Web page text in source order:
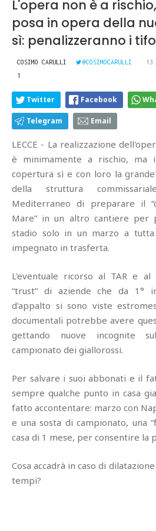
L'opera non è a
posa in opera della
sì: penalizzeranno i
COSIMO CARULLI @COSIMOCARULLI
1
Twitter Facebook
Telegram Email
LECCE - La realizzazione
è minimamente a rischio, ma
copertura sì e con loro la
della struttura
Mediterraneo di preparare il
Mare” in un altro cantiere per
stadio solo in un marzo a tutta
impegnato in trasferta.
L'eventuale ricorso al TAR e
“trust” di aziende che da 1°
d'appalto si sono viste
documentali potrebbe avere
gettando nuove incognite
campionato dei giallorossi.
Per salvare i suoi abbonati e il
sempre qualche punto in casa
fatto accontentare: marzo con
e una sosta di campionato, una
casa di 1 mese, per consentire la
Cosa accadrà in caso di
tempi?